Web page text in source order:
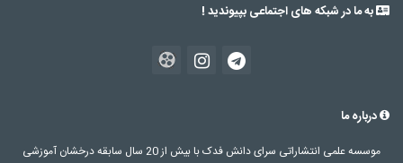
به ما در شبکه های اجتماعی بپیوندید !
درباره ما
موسسه علمی انتشاراتی سرای دانش فدک با بیش از 20 سال سابقه درخشان آموزشی